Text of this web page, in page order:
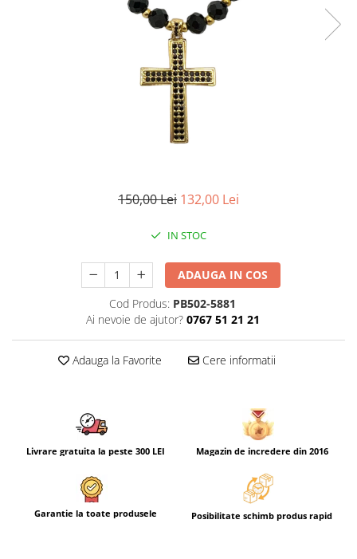
150,00 Lei 132,00 Lei
IN STOC
ADAUGA IN COS
Cod Produs: PB502-5881
Ai nevoie de ajutor? 0767 51 21 21
Adauga la Favorite Cere informatii
Livrare gratuita la peste 300 LEI Magazin de incredere din 2016
Garantie la toate produsele Posibilitate schimb produs rapid